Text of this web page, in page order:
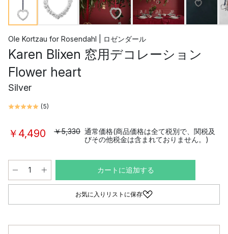
Ole Kortzau for Rosendahl | ロゼンダール
Karen Blixen 窓用デコレーション
Flower heart
Silver
(5)
￥4,490 ￥5,330 通常価格(商品価格は全て税別で、関税及
びその他税金は含まれておりません。)
カートに追加する
お気に入りリストに保存